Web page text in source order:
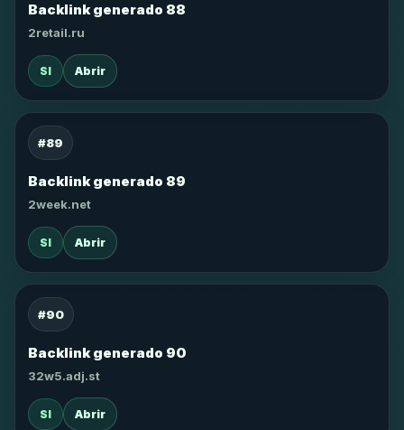
Backlink generado 88
2retail.ru
SI Abrir
#89
Backlink generado 89
2week.net
SI Abrir
#90
Backlink generado 90
32w5.adj.st
SI Abrir